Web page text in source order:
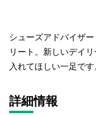
シューズアドバイザ
リート。新しいデイ
入れてほしい一足です
詳細情報